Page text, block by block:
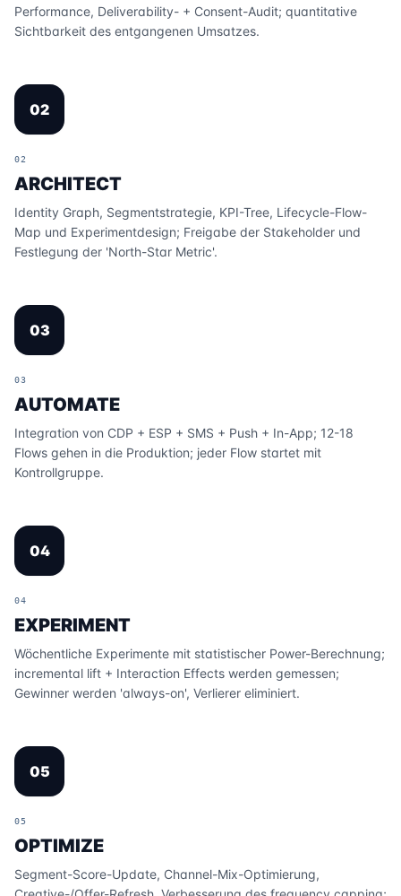
Performance, Deliverability- + Consent-Audit; quantitative
Sichtbarkeit des entgangenen Umsatzes.
02
02
ARCHITECT
Identity Graph, Segmentstrategie, KPI-Tree, Lifecycle-Flow-
Map und Experimentdesign; Freigabe der Stakeholder und
Festlegung der 'North-Star Metric'.
03
03
AUTOMATE
Integration von CDP + ESP + SMS + Push + In-App; 12-18
Flows gehen in die Produktion; jeder Flow startet mit
Kontrollgruppe.
04
04
EXPERIMENT
Wöchentliche Experimente mit statistischer Power-Berechnung;
incremental lift + Interaction Effects werden gemessen;
Gewinner werden 'always-on', Verlierer eliminiert.
05
05
OPTIMIZE
Segment-Score-Update, Channel-Mix-Optimierung,